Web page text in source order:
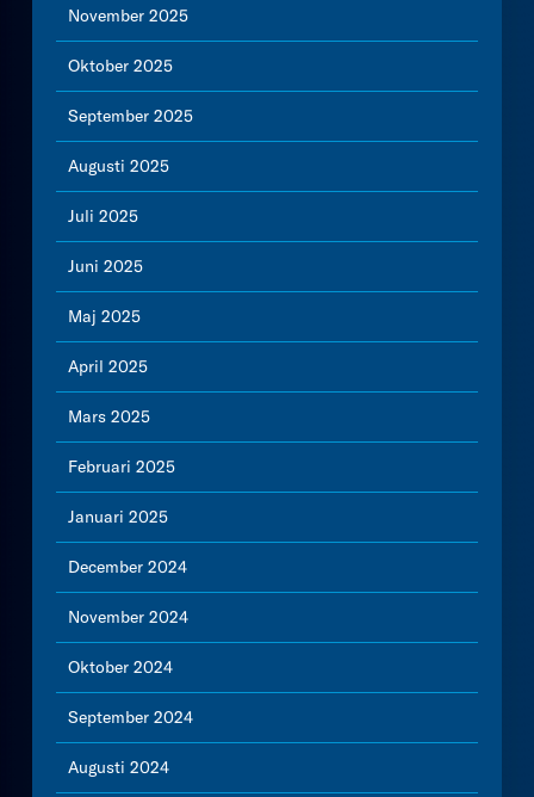
November 2025
Oktober 2025
September 2025
Augusti 2025
Juli 2025
Juni 2025
Maj 2025
April 2025
Mars 2025
Februari 2025
Januari 2025
December 2024
November 2024
Oktober 2024
September 2024
Augusti 2024